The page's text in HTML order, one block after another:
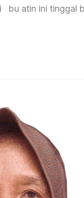
bu atin ini tinggal